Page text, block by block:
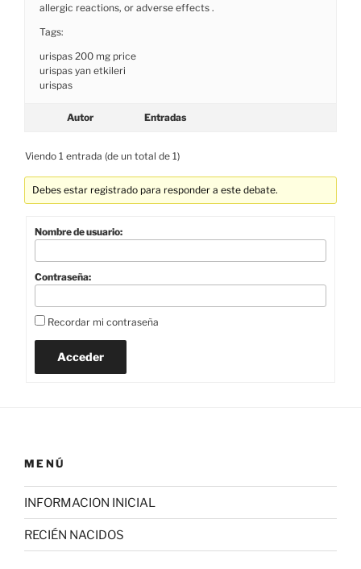
allergic reactions, or adverse effects .
Tags:
urispas 200 mg price
urispas yan etkileri
urispas
Autor Entradas
Viendo 1 entrada (de un total de 1)
Debes estar registrado para responder a este debate.
Nombre de usuario:
Contraseña:
Recordar mi contraseña
Acceder
MENÚ
INFORMACION INICIAL
RECIÉN NACIDOS